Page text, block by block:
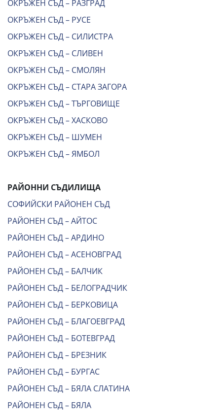
ОКРЪЖЕН СЪД – РАЗГРАД
ОКРЪЖЕН СЪД – РУСЕ
ОКРЪЖЕН СЪД – СИЛИСТРА
ОКРЪЖЕН СЪД – СЛИВЕН
ОКРЪЖЕН СЪД – СМОЛЯН
ОКРЪЖЕН СЪД – СТАРА ЗАГОРА
ОКРЪЖЕН СЪД – ТЪРГОВИЩЕ
ОКРЪЖЕН СЪД – ХАСКОВО
ОКРЪЖЕН СЪД – ШУМЕН
ОКРЪЖЕН СЪД – ЯМБОЛ
РАЙОННИ СЪДИЛИЩА
СОФИЙСКИ РАЙОНЕН СЪД
РАЙОНЕН СЪД – АЙТОС
РАЙОНЕН СЪД – АРДИНО
РАЙОНЕН СЪД – АСЕНОВГРАД
РАЙОНЕН СЪД – БАЛЧИК
РАЙОНЕН СЪД – БЕЛОГРАДЧИК
РАЙОНЕН СЪД – БЕРКОВИЦА
РАЙОНЕН СЪД – БЛАГОЕВГРАД
РАЙОНЕН СЪД – БОТЕВГРАД
РАЙОНЕН СЪД – БРЕЗНИК
РАЙОНЕН СЪД – БУРГАС
РАЙОНЕН СЪД – БЯЛА СЛАТИНА
РАЙОНЕН СЪД – БЯЛА